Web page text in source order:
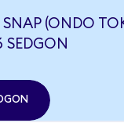
(ONDO
SEDGON